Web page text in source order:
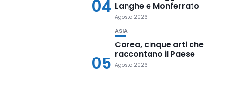
04 Langhe e Monferrato
Agosto 2026
05
ASIA
Corea, cinque arti che
raccontano il Paese
Agosto 2026